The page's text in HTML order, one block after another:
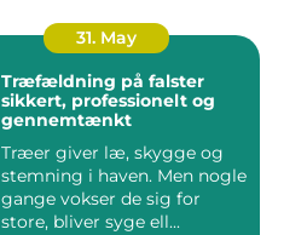
31. May
Træfældning på falster
sikkert, professionelt og
gennemtænkt
Træer giver læ, skygge og
stemning i haven. Men nogle
gange vokser de sig for
store, bliver syge ell...